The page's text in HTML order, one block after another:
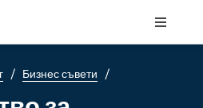
/ Бизнес съвети /